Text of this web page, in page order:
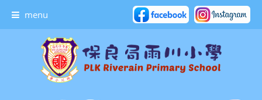
menu